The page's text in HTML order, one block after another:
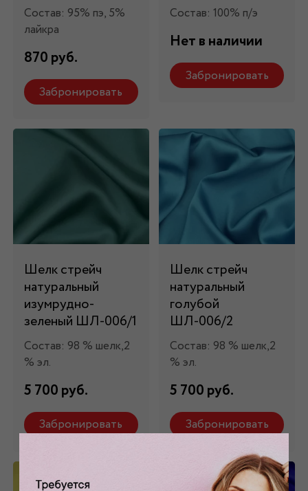
Состав: 95% пэ, 5%
лайкра
870 руб.
Забронировать
Состав: 100% п/э
Нет в наличии
Забронировать
Шелк стрейч
натуральный
изумрудно-
зеленый ШЛ-006/1
Состав: 98 % шелк,2
% эл.
5 700 руб.
Забронировать
Шелк стрейч
натуральный
голубой
ШЛ-006/2
Состав: 98 % шелк,2
% эл.
5 700 руб.
Забронировать